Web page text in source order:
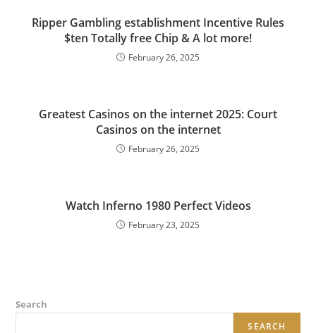
Ripper Gambling establishment Incentive Rules
$ten Totally free Chip & A lot more!
February 26, 2025
Greatest Casinos on the internet 2025: Court
Casinos on the internet
February 26, 2025
Watch Inferno 1980 Perfect Videos
February 23, 2025
Search
SEARCH